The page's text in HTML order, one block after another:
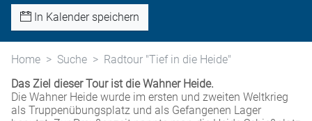
In Kalender speichern
Home Suche
Radtour "Tief in die Heide"
Das Ziel dieser Tour ist die Wahner Heide.
Die Wahner Heide wurde im ersten und zweiten Weltkrieg
als Truppenübungsplatz und als Gefangenen Lager